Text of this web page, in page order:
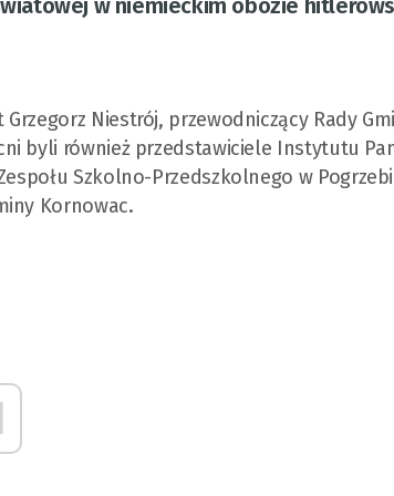
w niemieckim obozie
Niestrój, przewodniczący Rady
byli również przedstawiciele Instytutu
Szkolno-Przedszkolnego w
Kornowac.